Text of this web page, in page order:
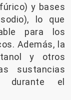
y bases
lo que
para los
Además, la
y otros
sustancias
durante el